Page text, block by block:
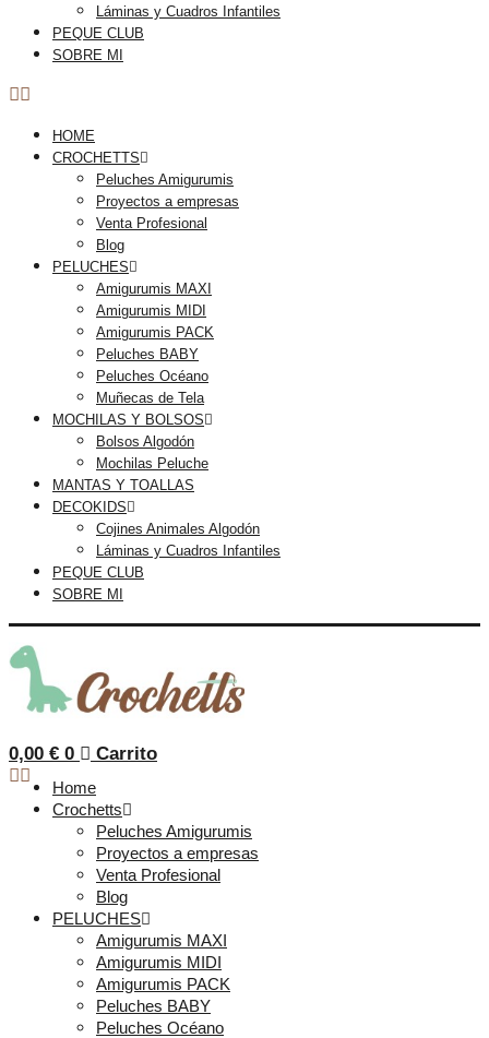
Láminas y Cuadros Infantiles
PEQUE CLUB
SOBRE MI
HOME
CROCHETTS
Peluches Amigurumis
Proyectos a empresas
Venta Profesional
Blog
PELUCHES
Amigurumis MAXI
Amigurumis MIDI
Amigurumis PACK
Peluches BABY
Peluches Océano
Muñecas de Tela
MOCHILAS Y BOLSOS
Bolsos Algodón
Mochilas Peluche
MANTAS Y TOALLAS
DECOKIDS
Cojines Animales Algodón
Láminas y Cuadros Infantiles
PEQUE CLUB
SOBRE MI
0,00 € 0 Carrito
Home
Crochetts
Peluches Amigurumis
Proyectos a empresas
Venta Profesional
Blog
PELUCHES
Amigurumis MAXI
Amigurumis MIDI
Amigurumis PACK
Peluches BABY
Peluches Océano